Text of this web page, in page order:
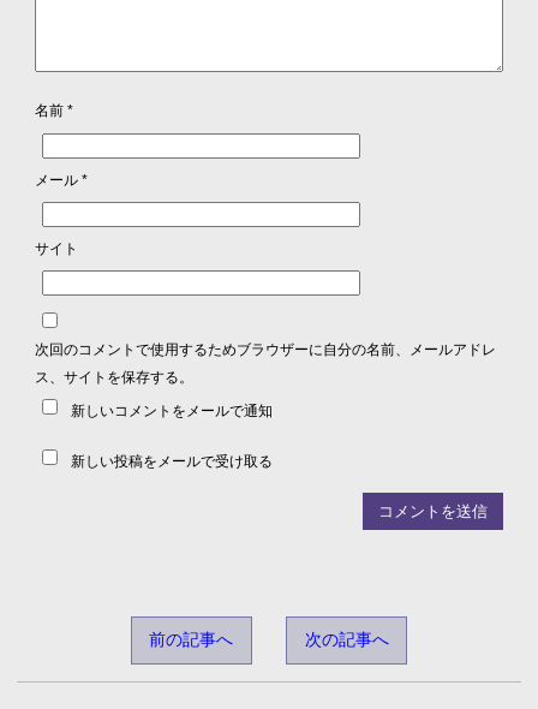
名前 *
メール *
サイト
次回のコメントで使用するためブラウザーに自分の名前、メールアドレ
ス、サイトを保存する。
新しいコメントをメールで通知
新しい投稿をメールで受け取る
前の記事へ 次の記事へ